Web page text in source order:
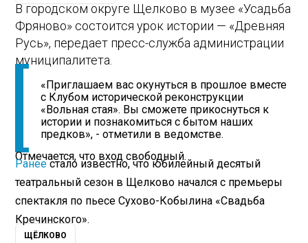
В городском округе Щелково в музее «Усадьба
Фряново» состоится урок истории — «Древняя
Русь», передает пресс-служба администрации
муниципалитета.
«Приглашаем вас окунуться в прошлое вместе
с Клубом исторической реконструкции
«Вольная стая». Вы сможете прикоснуться к
истории и познакомиться с бытом наших
предков», - отметили в ведомстве.
Отмечается, что вход свободный.
Ранеестало известно, что юбилейный десятый
театральный сезон в Щелково начался с премьеры
спектакля по пьесе Сухово-Кобылина «Свадьба
Кречинского».
ЩЁЛКОВО